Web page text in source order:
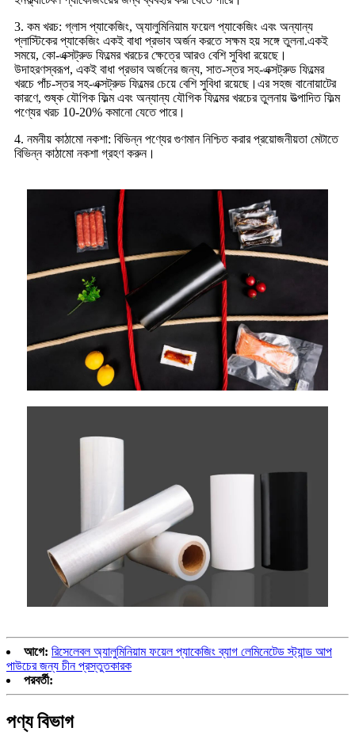
3. কম খরচ: গ্লাস প্যাকেজিং, অ্যালুমিনিয়াম ফয়েল প্যাকেজিং এবং অন্যান্য
প্লাস্টিকের প্যাকেজিং একই বাধা প্রভাব অর্জন করতে সক্ষম হয় সঙ্গে তুলনা.একই
সময়ে, কো-এক্সট্রুড ফিল্মের খরচের ক্ষেত্রে আরও বেশি সুবিধা রয়েছে।
উদাহরণস্বরূপ, একই বাধা প্রভাব অর্জনের জন্য, সাত-স্তর সহ-এক্সট্রুড ফিল্মের
খরচে পাঁচ-স্তর সহ-এক্সট্রুড ফিল্মের চেয়ে বেশি সুবিধা রয়েছে।এর সহজ বানোয়াটের
কারণে, শুষ্ক যৌগিক ফিল্ম এবং অন্যান্য যৌগিক ফিল্মের খরচের তুলনায় উত্পাদিত ফিল্ম
পণ্যের খরচ 10-20% কমানো যেতে পারে।
4. নমনীয় কাঠামো নকশা: বিভিন্ন পণ্যের গুণমান নিশ্চিত করার প্রয়োজনীয়তা মেটাতে
বিভিন্ন কাঠামো নকশা গ্রহণ করুন।
আগে: রিসেলেবল অ্যালুমিনিয়াম ফয়েল প্যাকেজিং ব্যাগ লেমিনেটেড স্ট্যান্ড আপ
পাউচের জন্য চীন প্রস্তুতকারক
পরবর্তী:
পণ্য বিভাগ